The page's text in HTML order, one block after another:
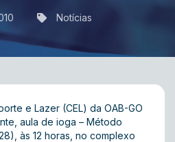
Notícias
e Lazer (CEL) da OAB-GO
aula de ioga – Método
às 12 horas, no complexo